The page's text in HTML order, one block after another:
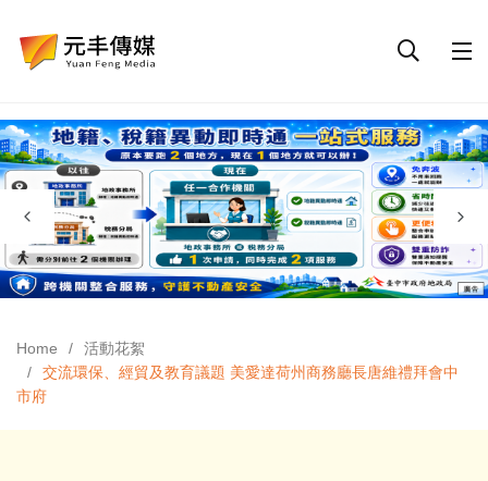
Home
活動花絮
交流環保、經貿及教育議題 美愛達荷州商務廳長唐維禮拜會中
市府